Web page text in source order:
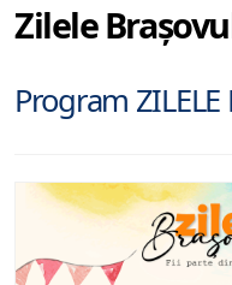
Zilele
Program